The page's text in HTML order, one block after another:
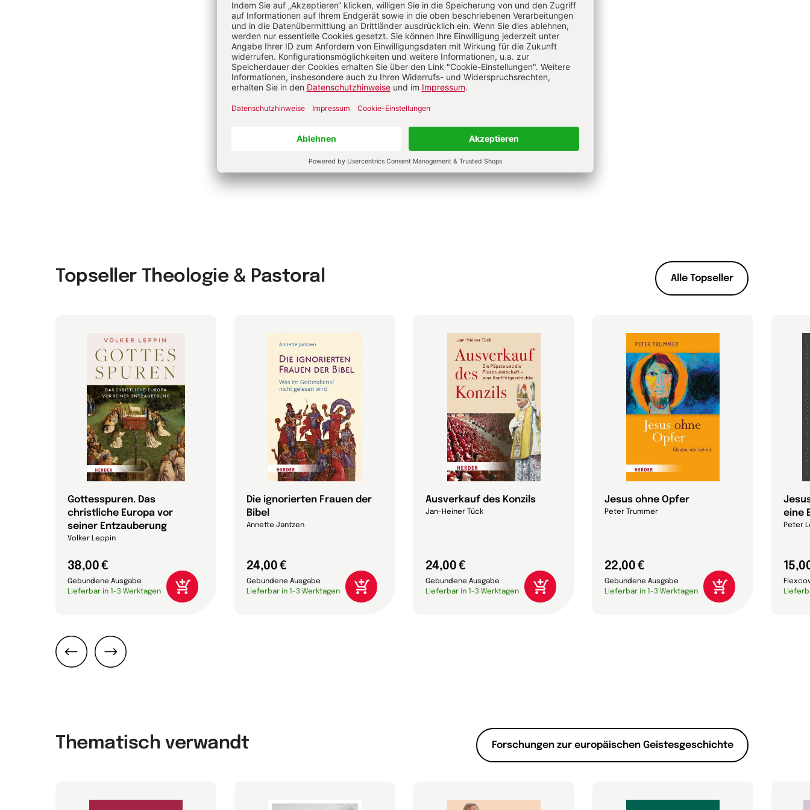
Maximilian Forschner
Topseller Theologie & Pastoral Alle Topseller
Gottesspuren. Das
christliche Europa vor
seiner Entzauberung
Volker Leppin
38,00 €
Gebundene Ausgabe
Lieferbar in 1-3 Werktagen
Die ignorierten Frauen der
Bibel
Annette Jantzen
24,00 €
Gebundene Ausgabe
Lieferbar in 1-3 Werktagen
Ausverkauf des Konzils
Jan-Heiner Tück
24,00 €
Gebundene Ausgabe
Lieferbar in 1-3 Werktagen
Jesus ohne Opfer
Peter Trummer
22,00 €
Gebundene Ausgabe
Lieferbar in 1-3 Werktagen
eine
Peter
Thematisch verwandt Forschungen zur europäischen Geistesgeschichte